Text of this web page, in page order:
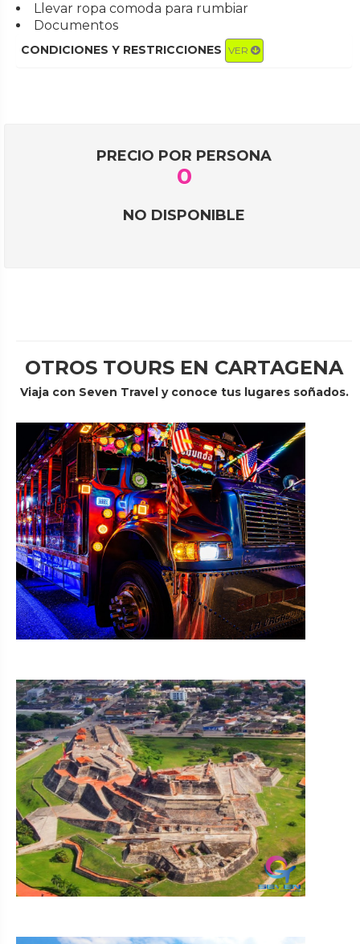
Llevar ropa comoda para rumbiar
Documentos
CONDICIONES Y RESTRICCIONES VER
PRECIO POR PERSONA
0
NO DISPONIBLE
OTROS TOURS EN CARTAGENA
Viaja con Seven Travel y conoce tus lugares soñados.